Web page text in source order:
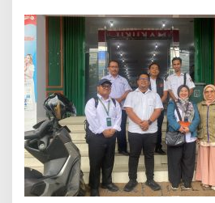
e
l
s
a
a
k
a
n
M
o